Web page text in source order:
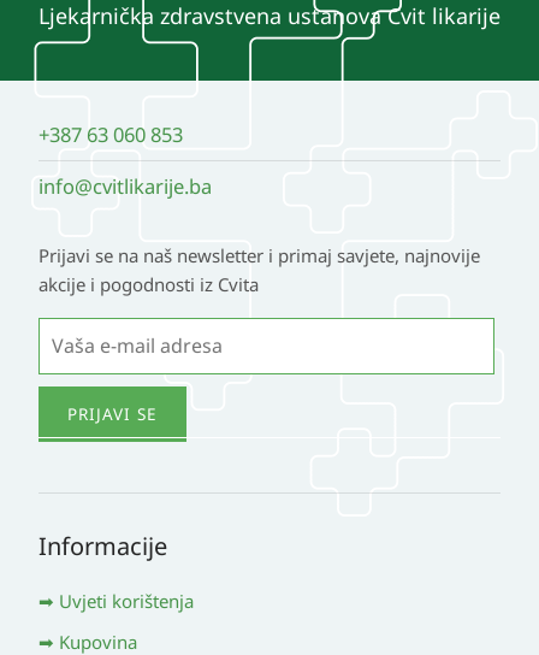
Ljekarnička zdravstvena ustanova Cvit likarije
+387 63 060 853
info@cvitlikarije.ba
Prijavi se na naš newsletter i primaj savjete, najnovije
akcije i pogodnosti iz Cvita
Informacije
Uvjeti korištenja
Kupovina